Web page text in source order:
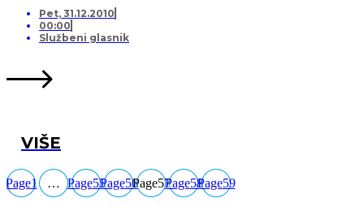
Pet, 31.12.2010
00:00
Službeni glasnik
VIŠE
Page1 … Page55Page56Page57Page58Page59